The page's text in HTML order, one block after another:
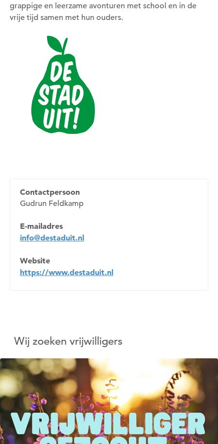
grappige en leerzame avonturen met school en in de
vrije tijd samen met hun ouders.
Contactpersoon
Gudrun Feldkamp
E-mailadres
info@destaduit.nl
Website
https://www.destaduit.nl
Wij zoeken vrijwilligers